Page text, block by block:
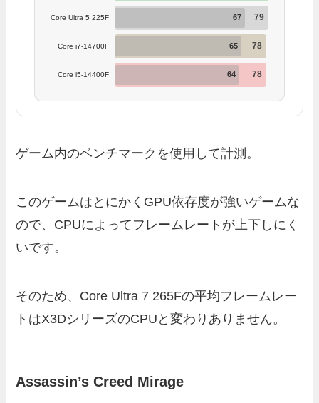
Core Ultra 5 225F 79
67
Core i7-14700F 78
65
Core i5-14400F 78
64
ゲーム内のベンチマークを使用して計測。
このゲームはとにかくGPU依存度が強いゲームな
ので、CPUによってフレームレートが上下しにく
いです。
そのため、Core Ultra 7 265Fの平均フレームレー
トはX3DシリーズのCPUと変わりありません。
Assassin’s Creed Mirage